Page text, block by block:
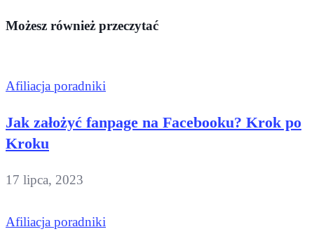
Możesz również przeczytać
Afiliacja poradniki
Jak założyć fanpage na Facebooku? Krok po
Kroku
17 lipca, 2023
Afiliacja poradniki